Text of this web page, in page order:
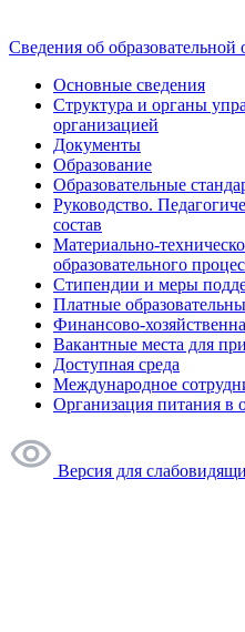
Сведения об образовательной
Основные сведения
Структура и органы
организацией
Документы
Образование
Образовательные
Руководство.
состав
Материально-
образовательного
Стипендии и меры
Платные
Финансово-
Вакантные места для
Доступная среда
Международное
Организация питания в
Версия для